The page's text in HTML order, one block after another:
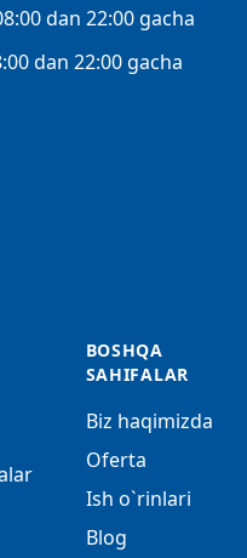
dan 22:00 gacha
dan 22:00 gacha
BOSHQA
SAHIFALAR
Biz haqimizda
Oferta
Ish o`rinlari
Blog